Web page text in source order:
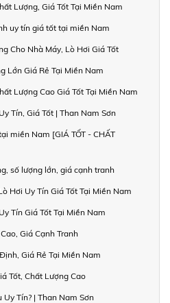
Lượng, Giá Tốt Tại Miền Nam
uy tín giá tốt tại miền Nam
Cho Nhà Máy, Lò Hơi Giá Tốt
Lớn Giá Rẻ Tại Miền Nam
Lượng Cao Giá Tốt Tại Miền Nam
Tín, Giá Tốt | Than Nam Sơn
miền Nam [GIÁ TỐT - CHẤT
số lượng lớn, giá cạnh tranh
Hơi Uy Tín Giá Tốt Tại Miền Nam
Tín Giá Tốt Tại Miền Nam
Giá Cạnh Tranh
Giá Rẻ Tại Miền Nam
Tốt, Chất Lượng Cao
Tín? | Than Nam Sơn